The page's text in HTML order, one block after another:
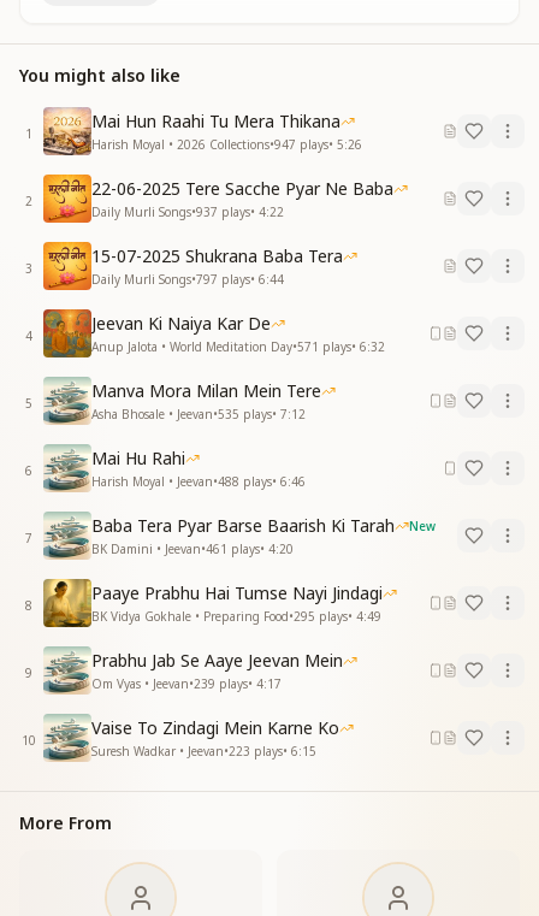
पत्थर भी चोट खाकर मूरत बन जाए
सहन करे जो इनसा शहंशाह कहलाए
कितने भी बादल हो सूरज को कौन छिपाए
सच की राह में चलता जो जग उसका गुण गाए
व्यर्थ को त्याग करके जीवन को दिव्य बनाके
लक्ष्य को अपनी ध्यान के खुद को वो पहचान के
सम्मान जो दिलसे सबको देता है
उसे कहते है जिंदगी
उसे कहते है जिंदगी
बूंद बूंद के नीरज से समुंदर मुस्कुराता
सद्भावना रखता जो जीवन को श्रेष्ठ बनाता
नम्र जो बने तूफा मे आगे वो बढ जाता
तम के कारण ही तो सुखद सवेरा आता
जो सबसे मिलके चलता सबपे प्यार लुटाता
मीठे बोल से सुख देता हर विघ्नोंको जीत लेता
जो औरों के लिए जीकर जग सेवा करता है
उसे कहते है जिंदगी
उसे कहते है जिंदगी
उसे कहते है जिंदगी
उसे कहते है जिंदगी
You might also like
1
Mai Hun Raahi Tu Mera Thikana
Harish Moyal • 2026 Collections•947 plays• 5:26
2
22-06-2025 Tere Sacche Pyar Ne Baba
Daily Murli Songs•937 plays• 4:22
3
15-07-2025 Shukrana Baba Tera
Daily Murli Songs•797 plays• 6:44
4
Jeevan Ki Naiya Kar De
Anup Jalota • World Meditation Day•571 plays• 6:32
5
Manva Mora Milan Mein Tere
Asha Bhosale • Jeevan•535 plays• 7:12
6
Mai Hu Rahi
Harish Moyal • Jeevan•488 plays• 6:46
7
Baba Tera Pyar Barse Baarish Ki Tarah
New
BK Damini • Jeevan•461 plays• 4:20
8
Paaye Prabhu Hai Tumse Nayi Jindagi
BK Vidya Gokhale • Preparing Food•295 plays• 4:49
9
Prabhu Jab Se Aaye Jeevan Mein
Om Vyas • Jeevan•239 plays• 4:17
10
Vaise To Zindagi Mein Karne Ko
Suresh Wadkar • Jeevan•223 plays• 6:15
More From